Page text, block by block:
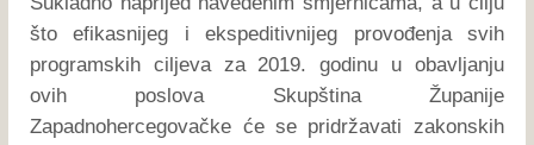
što efikasnijeg i ekspeditivnijeg provođenja svih
programskih ciljeva za 2019. godinu u obavljanju
ovih poslova Skupština Županije
Zapadnohercegovačke će se pridržavati zakonskih